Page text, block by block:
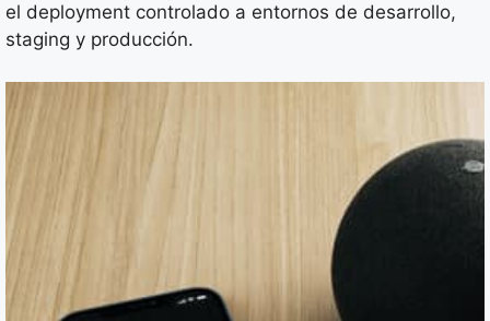
el deployment controlado a entornos de desarrollo,
staging y producción.